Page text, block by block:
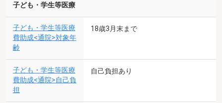
子ども・学生等医療
子ども・学生等医療
費助成<通院>対象年
齢
18歳3月末まで
子ども・学生等医療
費助成<通院>自己負
担
自己負担あり